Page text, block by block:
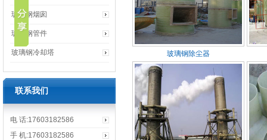
玻璃钢烟囱
玻璃钢管件
玻璃钢冷却塔
联系我们
电 话:17603182586
手 机:17603182586
玻璃钢除尘器